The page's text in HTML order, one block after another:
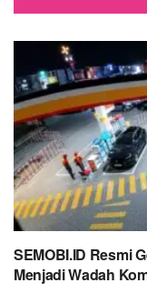
SEMOBI.ID Resmi
Menjadi Wadah